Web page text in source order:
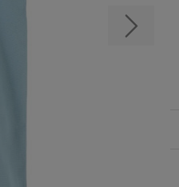
次の画像